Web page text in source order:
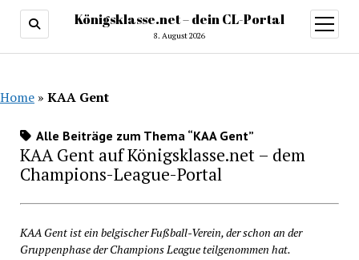
Königsklasse.net – dein CL-Portal
8. August 2026
Menü
öffnen
Home » KAA Gent
Alle Beiträge zum Thema “KAA Gent”
KAA Gent auf Königsklasse.net – dem
Champions-League-Portal
KAA Gent ist ein belgischer Fußball-Verein, der schon an der
Gruppenphase der Champions League teilgenommen hat.